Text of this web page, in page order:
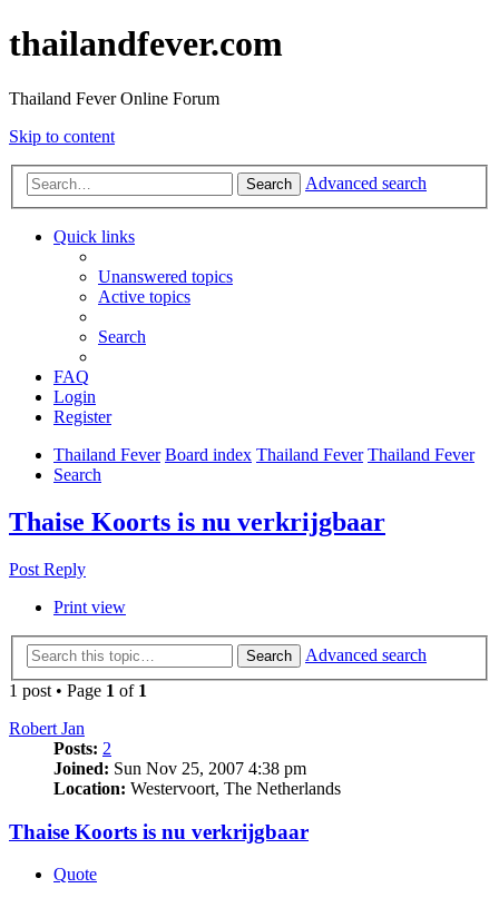
thailandfever.com
Thailand Fever Online Forum
Skip to content
Search Advanced search
Quick links
Unanswered topics
Active topics
Search
FAQ
Login
Register
Thailand Fever Board index Thailand Fever Thailand Fever
Search
Thaise Koorts is nu verkrijgbaar
Post Reply
Print view
Search
Advanced search
1 post • Page 1 of 1
Robert Jan
Posts: 2
Joined: Sun Nov 25, 2007 4:38 pm
Location: Westervoort, The Netherlands
Thaise Koorts is nu verkrijgbaar
Quote